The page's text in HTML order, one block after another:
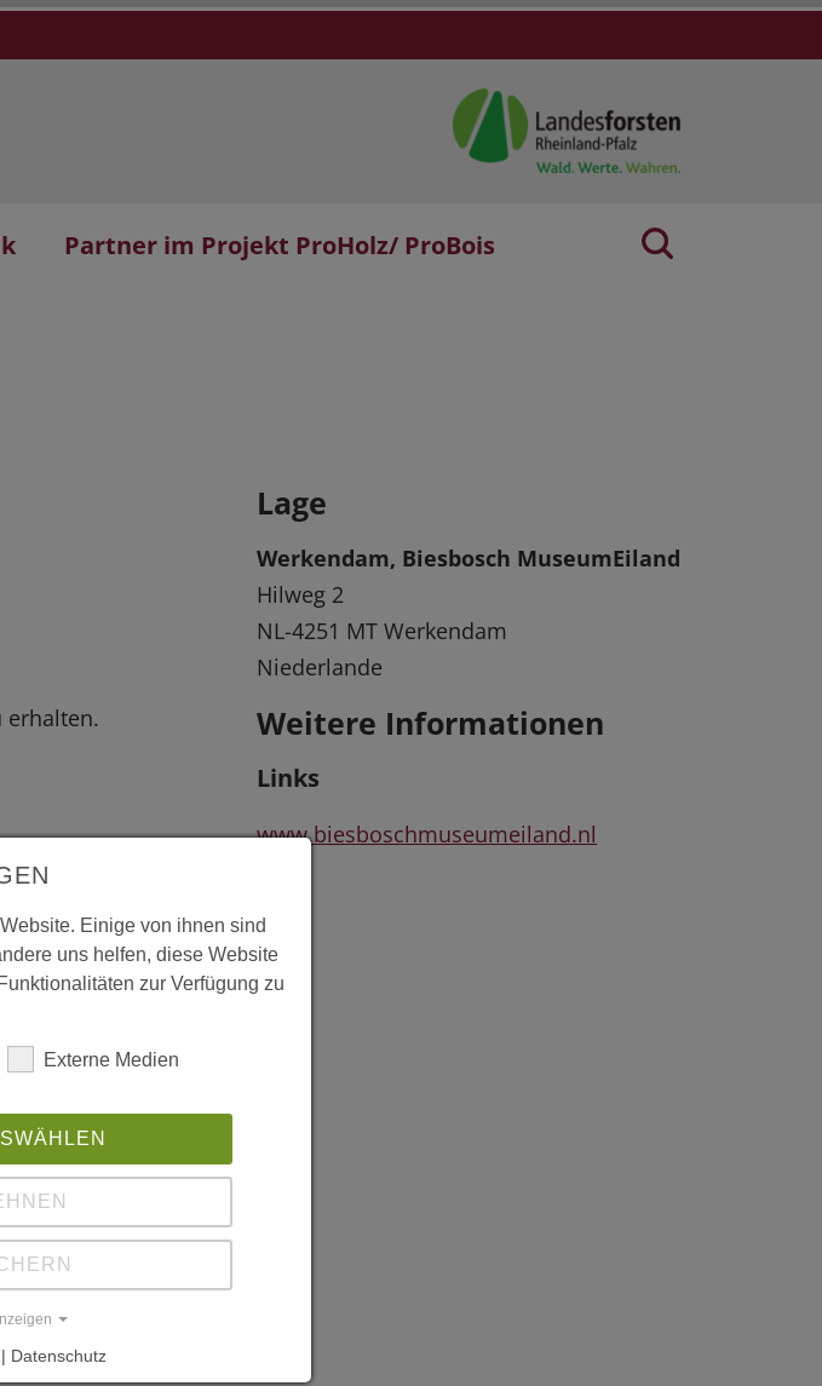
Partner im Projekt ProHolz/ ProBois
erhalten.
Lage
Werkendam, Biesbosch MuseumEiland
Hilweg 2
NL-4251 MT Werkendam
Niederlande
Weitere Informationen
Links
www.biesboschmuseumeiland.nl
Einige von ihnen sind
uns helfen, diese Website
zur Verfügung zu
Externe Medien
Datenschutz